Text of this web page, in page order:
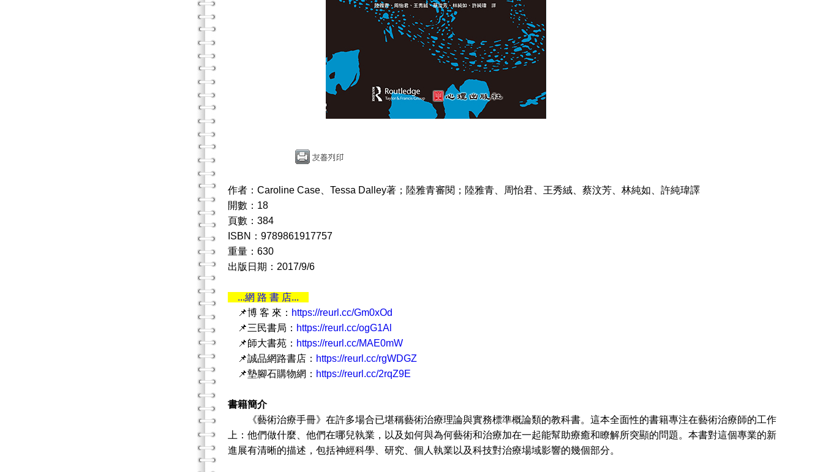
作者：Caroline Case、Tessa Dalley著；陸雅青審閱；陸雅青、周怡君、王秀絨、蔡汶芳、林純如、許純瑋譯
開數：18
頁數：384
ISBN：9789861917757
重量：630
出版日期：2017/9/6
...網 路 書 店...
📌博 客 來： https://reurl.cc/Gm0xOd
📌三民書局： https://reurl.cc/ogG1Al
📌師大書苑： https://reurl.cc/MAE0mW
📌誠品網路書店： https://reurl.cc/rgWDGZ
📌墊腳石購物網： https://reurl.cc/2rqZ9E
書籍簡介
《藝術治療手冊》在許多場合已堪稱藝術治療理論與實務標準概論類的教科書。這本全面性的書籍專注在藝術治療師的工作
上：他們做什麼、他們在哪兒執業，以及如何與為何藝術和治療加在一起能幫助療癒和瞭解所突顯的問題。本書對這個專業的新
進展有清晰的描述，包括神經科學、研究、個人執業以及科技對治療場域影響的幾個部分。